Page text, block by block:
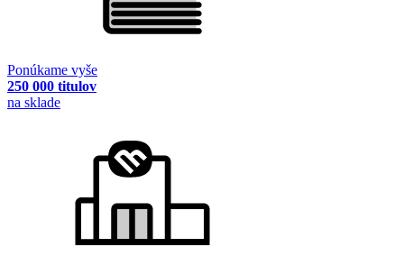
Ponúkame vyše
250 000 titulov
na sklade